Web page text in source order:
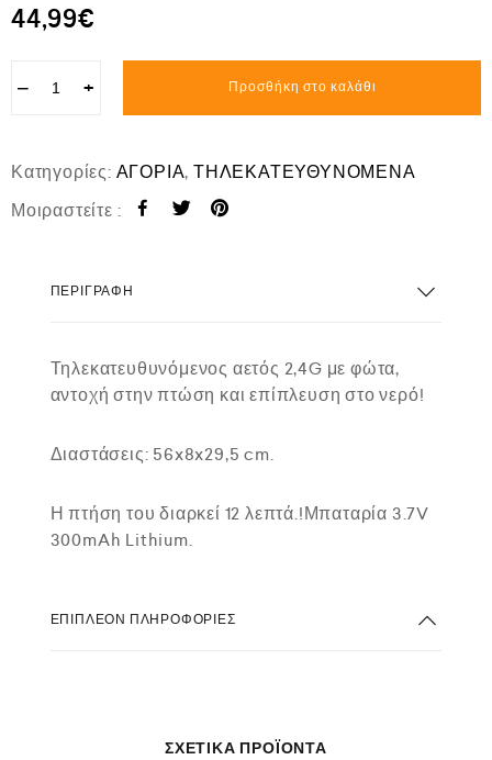
44,99€
− + Προσθήκη στο καλάθι
Κατηγορίες: ΑΓΟΡΙΑ,ΤΗΛΕΚΑΤΕΥΘΥΝΟΜΕΝΑ
Μοιραστείτε :
ΠΕΡΙΓΡΑΦΉ
Τηλεκατευθυνόμενος αετός 2,4G με φώτα,
αντοχή στην πτώση και επίπλευση στο νερό!
Διαστάσεις: 56x8x29,5 cm.
Η πτήση του διαρκεί 12 λεπτά.!Μπαταρία 3.7V
300mAh Lithium.
ΕΠΙΠΛΈΟΝ ΠΛΗΡΟΦΟΡΊΕΣ
ΣΧΕΤΙΚΆ ΠΡΟΪΌΝΤΑ